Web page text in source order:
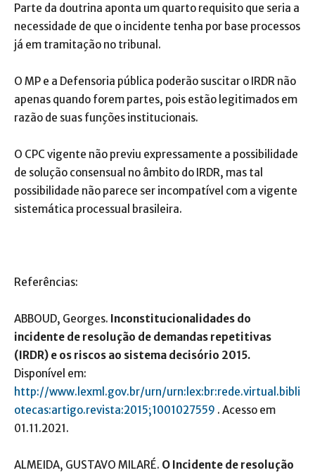
Parte da doutrina aponta um quarto requisito que seria a
necessidade de que o incidente tenha por base processos
já em tramitação no tribunal.
O MP e a Defensoria pública poderão suscitar o IRDR não
apenas quando forem partes, pois estão legitimados em
razão de suas funções institucionais.
O CPC vigente não previu expressamente a possibilidade
de solução consensual no âmbito do IRDR, mas tal
possibilidade não parece ser incompatível com a vigente
sistemática processual brasileira.
Referências:
ABBOUD, Georges. Inconstitucionalidades do
incidente de resolução de demandas repetitivas
(IRDR) e os riscos ao sistema decisório 2015.
Disponível em:
http://www.lexml.gov.br/urn/urn:lex:br:rede.virtual.bibli
otecas:artigo.revista:2015;1001027559 . Acesso em
01.11.2021.
ALMEIDA, GUSTAVO MILARÉ. O Incidente de resolução